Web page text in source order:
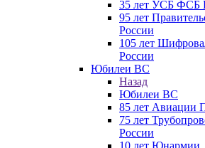
35 лет УСБ ФСБ
95 лет
России
105 лет
России
Юбилеи ВС
Назад
Юбилеи ВС
85 лет Авиации
75 лет
России
10 лет Юнармии